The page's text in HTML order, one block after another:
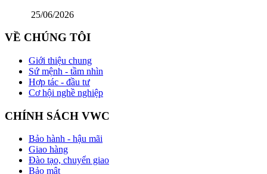
25/06/2026
VỀ CHÚNG TÔI
Giới thiệu chung
Sứ mệnh - tầm nhìn
Hợp tác - đầu tư
Cơ hội nghề nghiệp
CHÍNH SÁCH VWC
Bảo hành - hậu mãi
Giao hàng
Đào tạo, chuyển giao
Bảo mật